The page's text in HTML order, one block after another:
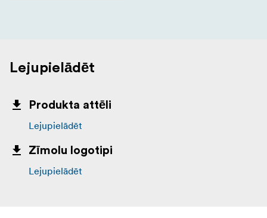
Lejupielādēt
Produkta attēli
Lejupielādēt
Zīmolu logotipi
Lejupielādēt